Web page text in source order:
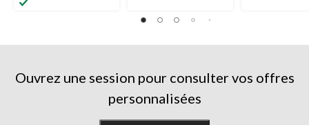
Ouvrez une session pour consulter vos offres
personnalisées